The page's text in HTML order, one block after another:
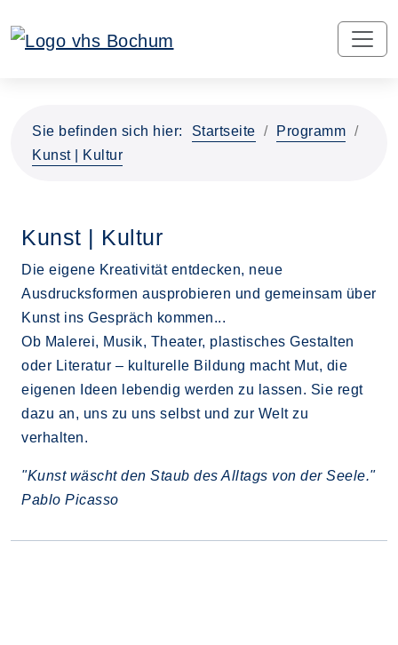
Sie befinden sich hier: Startseite
Programm
Kunst | Kultur
Kunst | Kultur
Die eigene Kreativität entdecken, neue
Ausdrucksformen ausprobieren und gemeinsam über
Kunst ins Gespräch kommen...
Ob Malerei, Musik, Theater, plastisches Gestalten
oder Literatur – kulturelle Bildung macht Mut, die
eigenen Ideen lebendig werden zu lassen. Sie regt
dazu an, uns zu uns selbst und zur Welt zu
verhalten.
"Kunst wäscht den Staub des Alltags von der Seele."
Pablo Picasso